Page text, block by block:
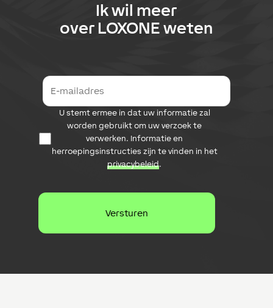
Ik wil meer
overLOXONEweten
a
i
l
r
s
D
a
t
b
e
e
m
U stemt ermee in dat uw informatie zal
worden gebruikt om uw verzoek te
verwerken. Informatie en
herroepingsinstructies zijn te vinden in het
privacybeleid.